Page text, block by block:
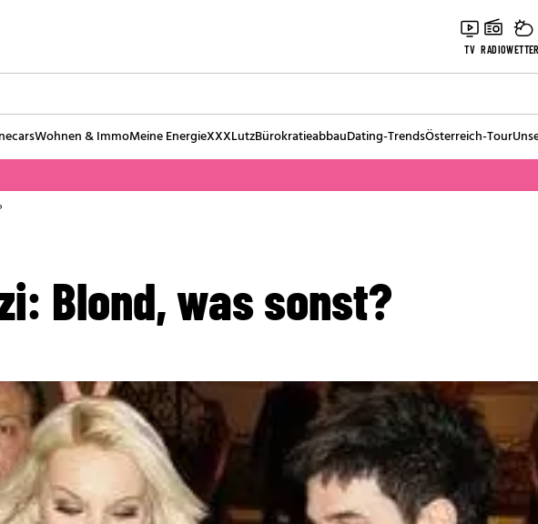
TV RADIOWETTER
Wohnen & ImmoMeine EnergieXXXLutzBürokratieabbauDating-TrendsÖsterreich-Tour
Blond, was sonst?